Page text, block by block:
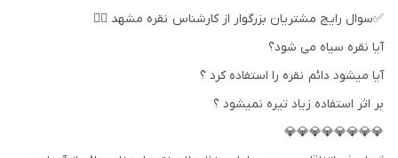
✅سوال رایج مشتریان بزرگوار از کارشناس نقره مشهد 👇🏻
آیا نقره سیاه می شود؟
آیا میشود دائم نقره را استفاده کرد ؟
بر اثر استفاده زیاد تیره نمیشود ؟
💎💎💎💎💎💎💎💎